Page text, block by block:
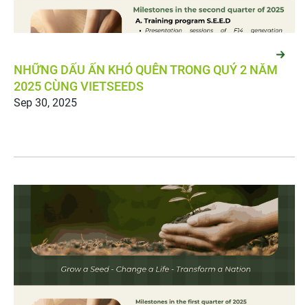
NHỮNG DẤU ẤN KHÓ QUÊN TRONG QUÝ 2 NĂM
2025 CÙNG VIETSEEDS
Sep 30, 2025